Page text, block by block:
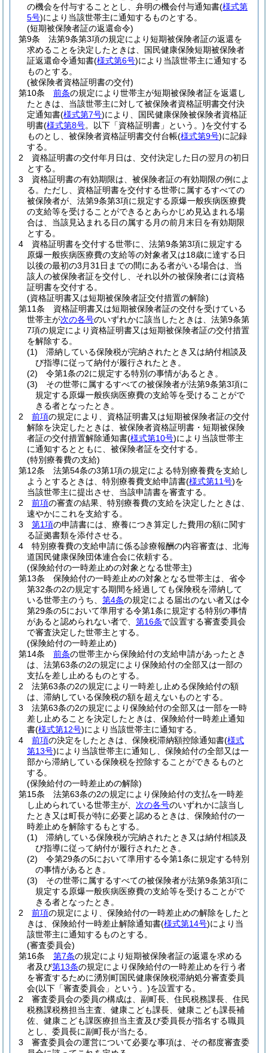
の機会を付与することとし、弁明の機会付与通知書(様式第
5号)により当該世帯主に通知するものとする。
(短期被保険者証の返還命令)
第9条
法第9条第3項の規定により短期被保険者証の返還を
求めることを決定したときは、国民健康保険短期被保険者
証返還命令通知書(様式第6号)により当該世帯主に通知する
ものとする。
(被保険者資格証明書の交付)
第10条
前条の規定により世帯主が短期被保険者証を返還し
たときは、当該世帯主に対して被保険者資格証明書交付決
定通知書(様式第7号)により、国民健康保険被保険者資格証
明書(様式第8号。以下「資格証明書」という。)を交付する
ものとし、被保険者資格証明書交付台帳(様式第9号)に記録
する。
2
資格証明書の交付年月日は、交付決定した日の翌月の初日
とする。
3
資格証明書の有効期限は、被保険者証の有効期限の例によ
る。 ただし、資格証明書を交付する世帯に属するすべての
被保険者が、法第9条第3項に規定する原爆一般疾病医療費
の支給等を受けることができるとあらかじめ見込まれる場
合は、当該見込まれる日の属する月の前月末日を有効期限
とする。
4
資格証明書を交付する世帯に、法第9条第3項に規定する
原爆一般疾病医療費の支給等の対象者又は18歳に達する日
以後の最初の3月31日までの間にある者がいる場合は、当
該人の被保険者証を交付し、それ以外の被保険者には資格
証明書を交付する。
(資格証明書又は短期被保険者証交付措置の解除)
第11条
資格証明書又は短期被保険者証の交付を受けている
世帯主が次の各号のいずれかに該当したときは、法第9条第
7項の規定により資格証明書又は短期被保険者証の交付措置
を解除する。
(1)
滞納している保険税が完納されたとき又は納付相談及
び指導に従って納付が履行されたとき。
(2)
令第1条の2に規定する特別の事情があるとき。
(3)
その世帯に属するすべての被保険者が法第9条第3項に
規定する原爆一般疾病医療費の支給等を受けることがで
きる者となったとき。
2
前項の規定により、資格証明書又は短期被保険者証の交付
解除を決定したときは、被保険者資格証明書・短期被保険
者証の交付措置解除通知書(様式第10号)により当該世帯主
に通知するとともに、被保険者証を交付する。
(特別療養費の支給)
第12条
法第54条の3第1項の規定による特別療養費を支給し
ようとするときは、特別療養費支給申請書(様式第11号)を
当該世帯主に提出させ、当該申請書を審査する。
2
前項の審査の結果、特別療養費の支給を決定したときは、
速やかにこれを支給する。
3
第1項の申請書には、療養につき算定した費用の額に関す
る証拠書類を添付させる。
4
特別療養費の支給申請に係る診療報酬の内容審査は、北海
道国民健康保険団体連合会に依頼する。
(保険給付の一時差止めの対象となる世帯主)
第13条
保険給付の一時差止めの対象となる世帯主は、省令
第32条の2の規定する期間を経過しても保険税を滞納して
いる世帯主のうち、 第4条の規定による届出のない者又は令
第29条の5において準用する令第1条に規定する特別の事情
があると認められない者で、 第16条で設置する審査委員会
で審査決定した世帯主とする。
(保険給付の一時差止め)
第14条
前条の世帯主から保険給付の支給申請があったとき
は、法第63条の2の規定により保険給付の全部又は一部の
支払を差し止めるものとする。
2
法第63条の2の規定により一時差し止める保険給付の額
は、滞納している保険税の額を超えないものとする。
3
法第63条の2の規定により保険給付の全部又は一部を一時
差し止めることを決定したときは、保険給付一時差止通知
書(様式第12号)により当該世帯主に通知する。
4
前項の決定をしたときは、保険税滞納額控除通知書(様式
第13号)により当該世帯主に通知し、保険給付の全部又は一
部から滞納している保険税を控除することができるものと
する。
(保険給付の一時差止めの解除)
第15条
法第63条の2の規定により保険給付の支払を一時差
し止められている世帯主が、 次の各号のいずれかに該当し
たとき又は町長が特に必要と認めるときは、保険給付の一
時差止めを解除するもとする。
(1)
滞納している保険税が完納されたとき又は納付相談及
び指導に従って納付が履行されたとき。
(2)
令第29条の5において準用する令第1条に規定する特別
の事情があるとき。
(3)
その世帯に属するすべての被保険者が法第9条第3項に
規定する原爆一般疾病医療費の支給等を受けることがで
きる者となったとき。
2
前項の規定により、保険給付の一時差止めの解除をしたと
きは、保険給付一時差止解除通知書(様式第14号)により当
該世帯主に通知するものとする。
(審査委員会)
第16条
第7条の規定により短期被保険者証の返還を求める
者及び第13条の規定により保険給付の一時差止めを行う者
を審査するために湧別町国民健康保険税滞納処分審査委員
会(以下「審査委員会」という。)を設置する。
2
審査委員会の委員の構成は、副町長、住民税務課長、住民
税務課税務担当主査、健康こども課長、健康こども課長補
佐、健康こども課医療担当主査及び委員長が指名する職員
とし、委員長に副町長が当たる。
3
審査委員会の運営について必要な事項は、その都度審査委